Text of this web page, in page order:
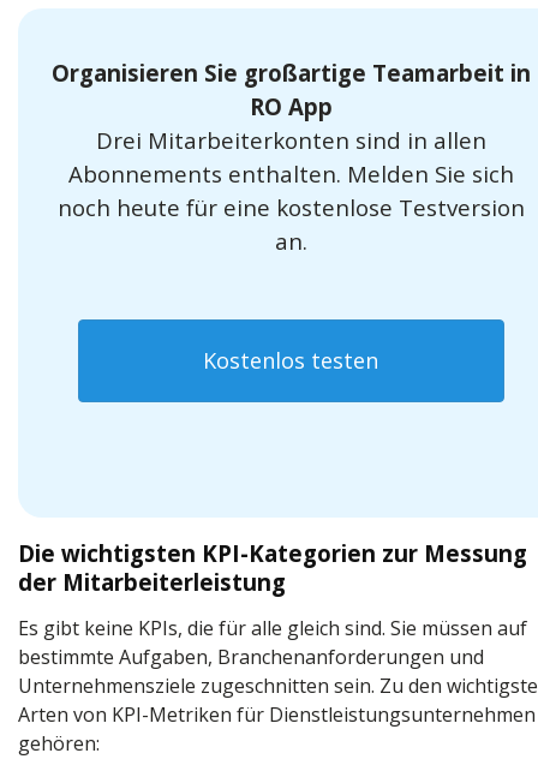
Organisieren Sie großartige Teamarbeit in
RO App
Drei Mitarbeiterkonten sind in allen
Abonnements enthalten. Melden Sie sich
noch heute für eine kostenlose Testversion
an.
Kostenlos testen
Die wichtigsten KPI-Kategorien zur Messung
der Mitarbeiterleistung
Es gibt keine KPIs, die für alle gleich sind. Sie müssen auf
bestimmte Aufgaben, Branchenanforderungen und
Unternehmensziele zugeschnitten sein. Zu den
Arten von KPI-Metriken für Dienstleistungsunternehmen
gehören: